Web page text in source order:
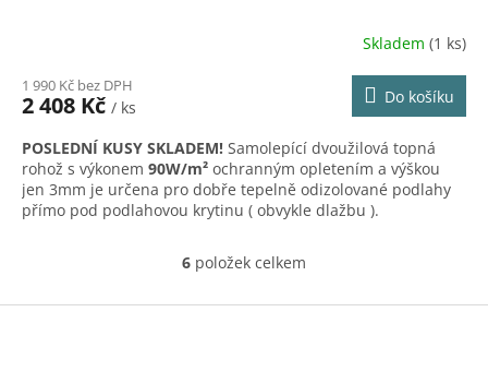
Skladem (1 ks)
1 990 Kč bez DPH
2 408 Kč / ks
Do košíku
POSLEDNÍ KUSY SKLADEM! Samolepící dvoužilová topná
rohož s výkonem 90W/m² ochranným opletením a výškou
jen 3mm je určena pro dobře tepelně odizolované podlahy
přímo pod podlahovou krytinu ( obvykle dlažbu ).
O
l
6 položek celkem
Z